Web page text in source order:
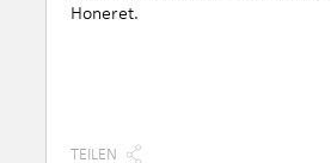
Honeret.
TEILEN